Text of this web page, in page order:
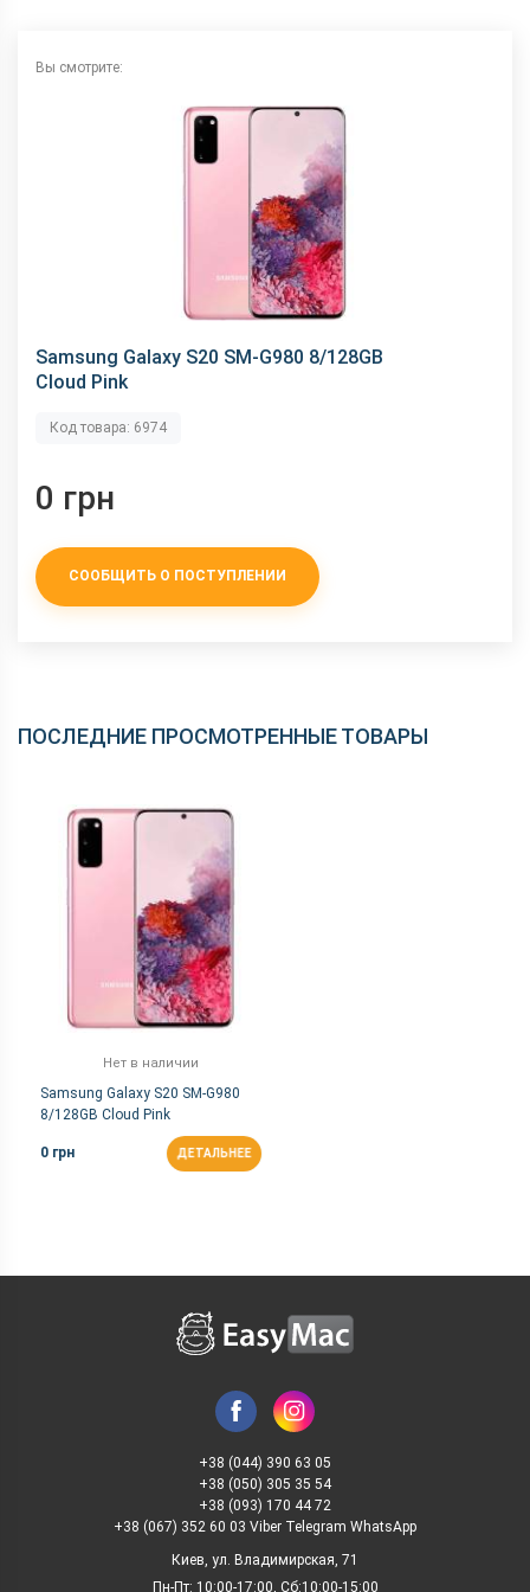
Вы смотрите:
Samsung Galaxy S20 SM-G980 8/128GB
Cloud Pink
Код товара: 6974
0 грн
СООБЩИТЬ О ПОСТУПЛЕНИИ
ПОСЛЕДНИЕ ПРОСМОТРЕННЫЕ ТОВАРЫ
Нет в наличии
Samsung Galaxy S20 SM-G980
8/128GB Cloud Pink
0 грн ДЕТАЛЬНЕЕ
+38 (044) 390 63 05
+38 (050) 305 35 54
+38 (093) 170 44 72
+38 (067) 352 60 03 Viber Telegram WhatsApp
Киев, ул. Владимирская, 71
Пн-Пт: 10:00-17:00, Сб:10:00-15:00